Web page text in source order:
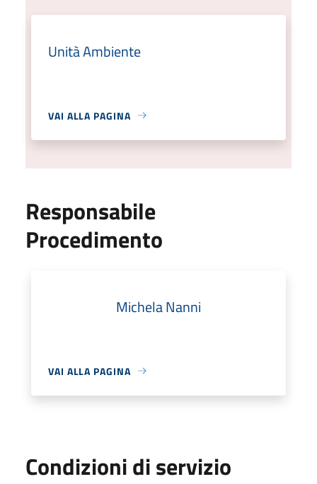
Unità Ambiente
VAI ALLA PAGINA
Responsabile
Procedimento
Michela Nanni
VAI ALLA PAGINA
Condizioni di servizio